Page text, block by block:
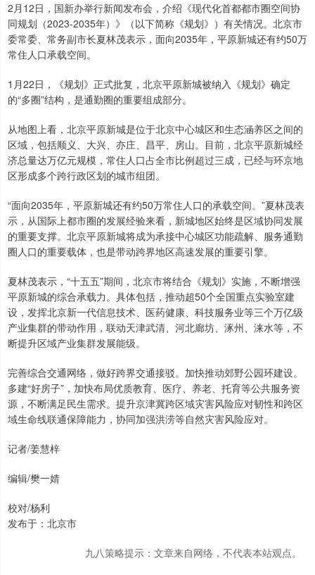
2月12日，国新办举行新闻发布会，介绍《现代化首都都市圈空间协
同规划（2023-2035年）》（以下简称《规划》）有关情况。北京市
委常委、常务副市长夏林茂表示，面向2035年，平原新城还有约50万
常住人口承载空间。
1月22日，《规划》正式批复，北京平原新城被纳入《规划》确定
的“多圈”结构，是通勤圈的重要组成部分。
从地图上看，北京平原新城是位于北京中心城区和生态涵养区之间的
区域，包括顺义、大兴、亦庄、昌平、房山。目前，北京平原新城经
济总量达万亿元规模，常住人口占全市比例超过三成，已经与环京地
区形成多个跨行政区划的城市组团。
“面向2035年，平原新城还有约50万常住人口的承载空间。”夏林茂表
示，从国际上都市圈的发展经验来看，新城地区始终是区域协同发展
的重要支撑。北京平原新城将成为承接中心城区功能疏解、服务通勤
圈人口的重要载体，也是带动跨界地区高速发展的重要引擎。
夏林茂表示，“十五五”期间，北京市将结合《规划》实施，不断增强
平原新城的综合承载力。具体包括，推动超50个全国重点实验室建
设，发挥北京新一代信息技术、医药健康、科技服务业等三个万亿级
产业集群的带动作用，联动天津武清、河北廊坊、涿州、涞水等，不
断提升区域产业集群发展能级。
完善综合交通网络，做好跨界交通接驳。加快推动郊野公园环建设。
多建“好房子”，加快布局优质教育、医疗、养老、托育等公共服务资
源，不断满足民生需求。提升京津冀跨区域灾害风险应对韧性和跨区
域生命线联通保障能力，协同加强洪涝等自然灾害风险应对。
记者/姜慧梓
编辑/樊一婧
校对/杨利
发布于：北京市
九八策略提示：文章来自网络，不代表本站观点。